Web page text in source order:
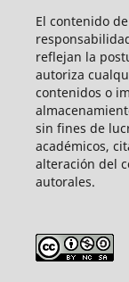
El contenido
reflejan la
autoriza
contenidos o
sin fines de
académicos,
alteración del
autorales.